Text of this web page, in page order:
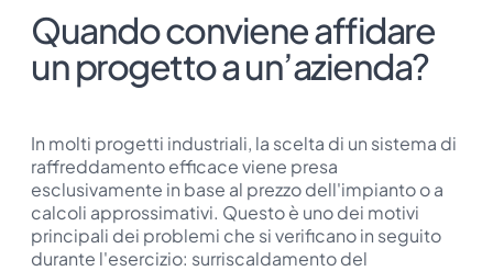
Quando conviene affidare
un progetto a un’azienda?
In molti progetti industriali, la scelta di un sistema di
raffreddamento efficace viene presa
esclusivamente in base al prezzo dell'impianto o a
calcoli approssimativi. Questo è uno dei motivi
principali dei problemi che si verificano in seguito
durante l'esercizio: surriscaldamento del